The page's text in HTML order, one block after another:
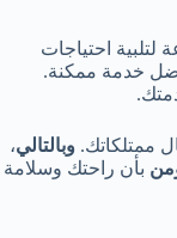
احتياجات
خدمة ممكنة.
ممتلكاتك. وبالتالي،
بأن راحتك وسلامة